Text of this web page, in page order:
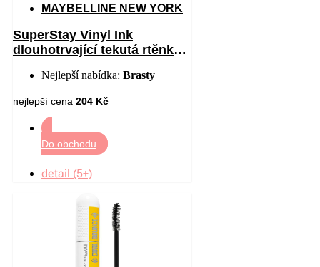
MAYBELLINE NEW YORK
SuperStay Vinyl Ink
dlouhotrvající tekutá rtěnka
Nejlepší nabídka: Brasty
nejlepší cena 204 Kč
Do obchodu
detail (5+)